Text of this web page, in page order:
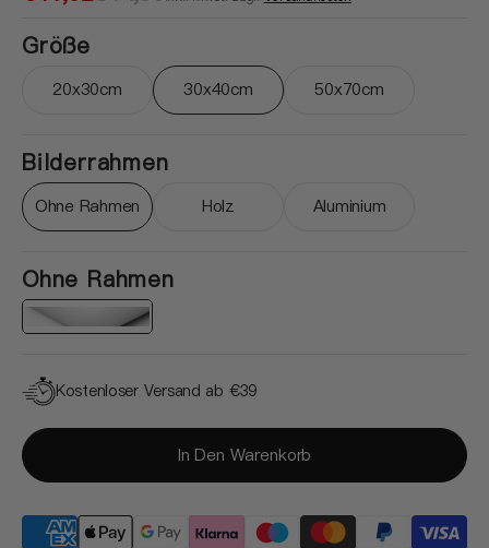
Größe
20x30cmVariante ausverkauft oder nicht verfügbar
30x40cmVariante ausverkauft oder nicht
50x70cm
Variante
Bilderrahmen
Ohne RahmenVariante ausverkauft oder nicht verfügbar
HolzVariante ausverkauft oder nicht
Aluminium
Variante
Ohne Rahmen
Kostenloser Versand ab €39
In Den Warenkorb